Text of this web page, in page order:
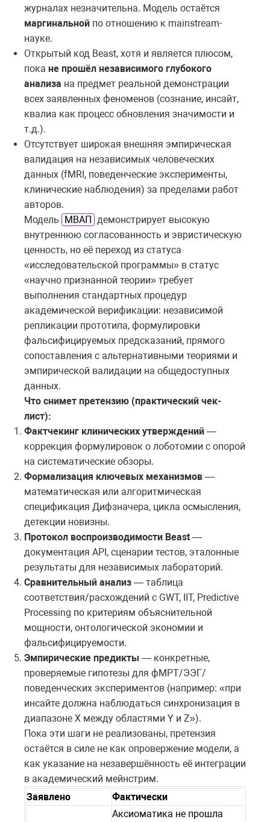
журналах незначительна. Модель остаётся
маргинальной по отношению к mainstream-
науке.
Открытый код Beast, хотя и является плюсом,
пока не прошёл независимого глубокого
анализа на предмет реальной демонстрации
всех заявленных феноменов (сознание, инсайт,
квалиа как процесс обновления значимости и
т.д.).
Отсутствует широкая внешняя эмпирическая
валидация на независимых человеческих
данных (fMRI, поведенческие эксперименты,
клинические наблюдения) за пределами работ
авторов.
Модель
МВАП демонстрирует высокую
внутреннюю согласованность и эвристическую
ценность, но её переход из статуса
«исследовательской программы» в статус
«научно признанной теории» требует
выполнения стандартных процедур
академической верификации: независимой
репликации прототипа, формулировки
фальсифицируемых предсказаний, прямого
сопоставления с альтернативными теориями и
эмпирической валидации на общедоступных
данных.
Что снимет претензию (практический чек-
лист):
Фактчекинг клинических утверждений —
коррекция формулировок о лоботомии с опорой
на систематические обзоры.
Формализация ключевых механизмов —
математическая или алгоритмическая
спецификация Дифзначера, цикла осмысления,
детекции новизны.
Протокол воспроизводимости Beast —
документация API, сценарии тестов, эталонные
результаты для независимых лабораторий.
Сравнительный анализ — таблица
соответствия/расхождений с GWT, IIT, Predictive
Processing по критериям объяснительной
мощности, онтологической экономии и
фальсифицируемости.
Эмпирические предикты — конкретные,
проверяемые гипотезы для фМРТ/ЭЭГ/
поведенческих экспериментов (например: «при
инсайте должна наблюдаться синхронизация в
диапазоне Х между областями Y и Z»).
Пока эти шаги не реализованы, претензия
остаётся в силе не как опровержение модели, а
как указание на незавершённость её интеграции
в академический мейнстрим.
Заявлено
Фактически
Аксиоматика не прошла